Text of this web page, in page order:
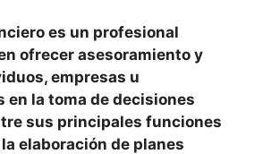
es un profesional
ofrecer asesoramiento y
empresas u
en la toma de decisiones
sus principales funciones
elaboración de planes